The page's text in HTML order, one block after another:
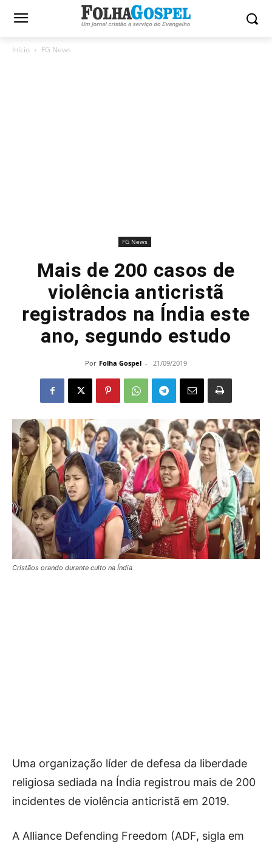
Início FG News
FG News
Mais de 200 casos de
violência anticristã
registrados na Índia este
ano, segundo estudo
Por Folha Gospel - 21/09/2019
Cristãos orando durante culto na Índia
Uma organização líder de defesa da liberdade
religiosa sediada na Índia registrou mais de 200
incidentes de violência anticristã em 2019.
A Alliance Defending Freedom (ADF, sigla em